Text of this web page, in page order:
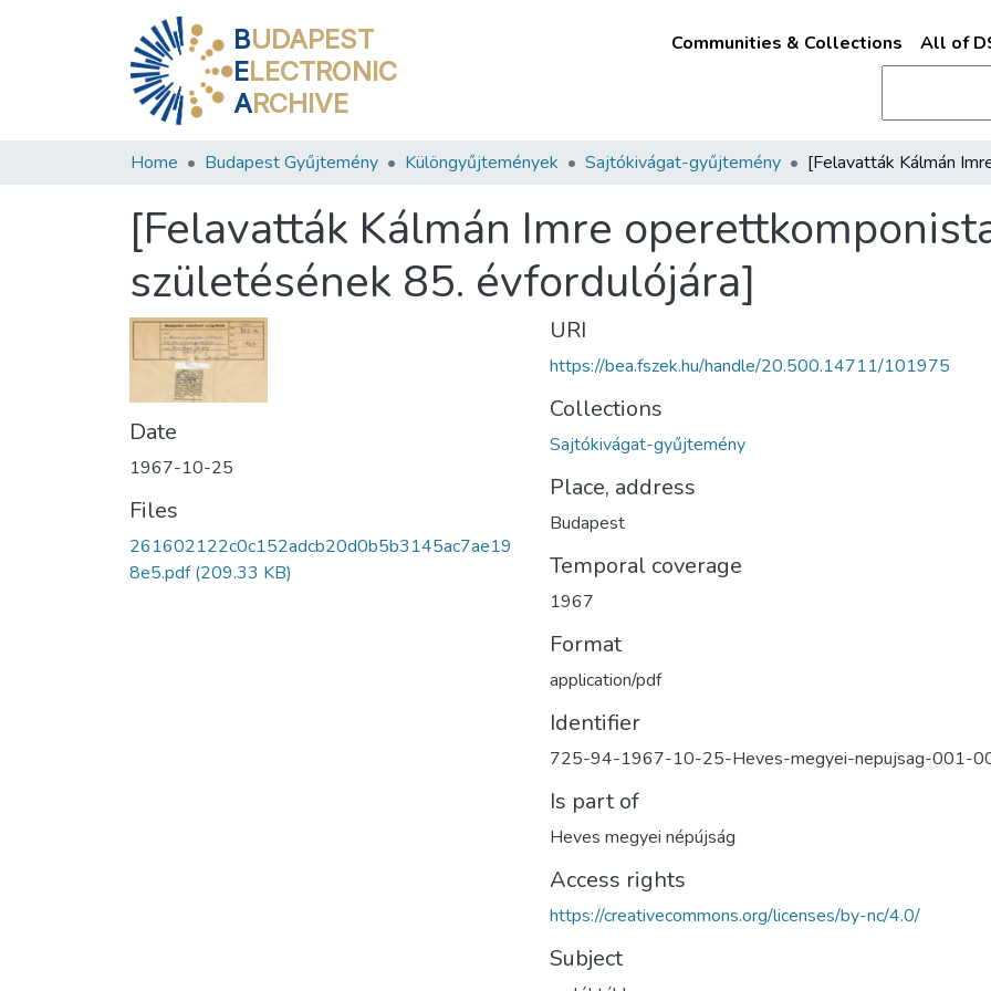
BUDAPEST
ELECTRONIC
ARCHIVE
Communities & Collections All of
Home Budapest Gyűjtemény Különgyűjtemények Sajtókivágat-gyűjtemény
[Felavatták Kálmán Imre
születésének 85. évfordulójára]
Date
1967-10-25
Files
261602122c0c152adcb20d0b5b3145ac7ae19
8e5.pdf(209.33 KB)
URI
https://bea.fszek.hu/handle/20.500.14711/101975
Collections
Sajtókivágat-gyűjtemény
Place, address
Budapest
Temporal coverage
1967
Format
application/pdf
Identifier
725-94-1967-10-25-Heves-megyei-nepujsag-001-
Is part of
Heves megyei népújság
Access rights
https://creativecommons.org/licenses/by-nc/4.0/
Subject